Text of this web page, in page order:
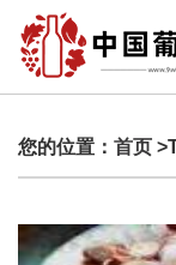
您的位置： 首页